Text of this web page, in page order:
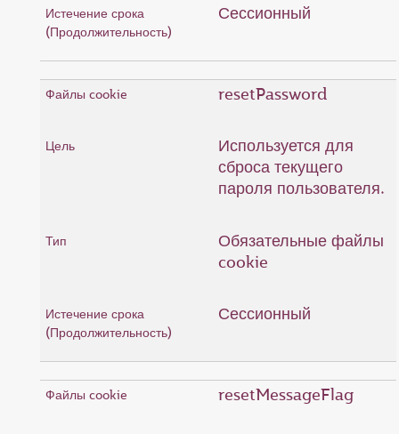
Сессионный
resetPassword
Используется для
сброса текущего
пароля пользователя.
Обязательные файлы
cookie
Сессионный
resetMessageFlag